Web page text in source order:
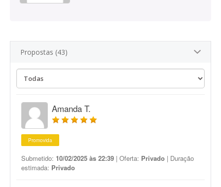
Propostas (43)
Amanda T.
Promovida
Submetido: 10/02/2025 às 22:39 | Oferta: Privado | Duração
estimada: Privado